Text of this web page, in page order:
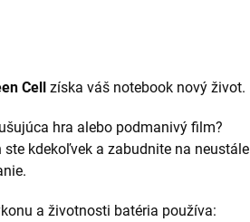
Cell získa váš notebook nový život.
hra alebo podmanivý film?
kdekoľvek a zabudnite na neustále
a životnosti batéria používa: